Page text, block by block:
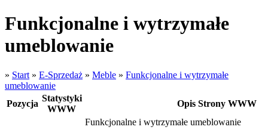
Funkcjonalne i wytrzymałe
umeblowanie
» Start » E-Sprzedaż » Meble » Funkcjonalne i wytrzymałe
umeblowanie
Pozycja
Statystyki
WWW
Opis Strony WWW
Funkcjonalne i wytrzymałe umeblowanie